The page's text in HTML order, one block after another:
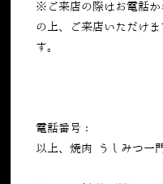
※ご来店の際はお電話か
の上、ご来店いただけ
す。
電話番号：
以上、焼肉 うしみつ一